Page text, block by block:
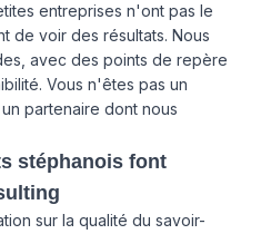
entreprises n'ont pas le
de voir des résultats. Nous
avec des points de repère
Vous n'êtes pas un
partenaire dont nous
stéphanois font
sur la qualité du savoir-